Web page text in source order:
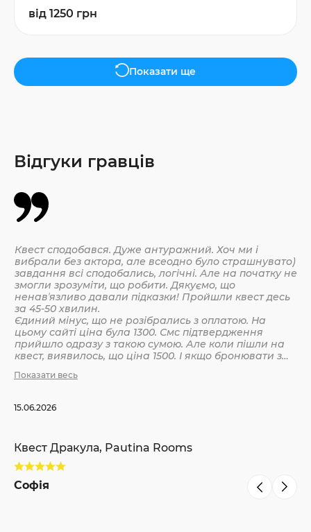
від 1250 грн
Показати ще
Відгуки гравців
Квест сподобався. Дуже антуражний. Хоч ми і
вибрали без актора, але всеодно було страшнувато)
завдання всі сподобались, логічні. Але на початку не
змогли зрозуміти, що робити. Дякуємо, що
ненавʼязливо давали підказки! Пройшли квест десь
за 45-50 хвилин.
Єдиний мінус, що не розібрались з оплатою. На
цьому сайті ціна була 1300. Смс підтвердження
прийшло одразу з такою сумою. Але коли пішли на
квест, виявилось, що ціна 1500. І якщо бронювати з
невелика, але всеодно уточнюйте при бронюванні
Показати весь
15.06.2026
Квест Дракула, Pautina Rooms
Софія